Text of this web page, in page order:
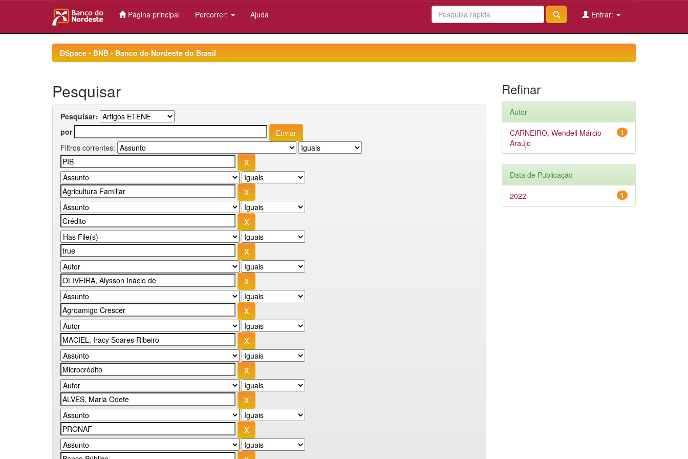
Página principal Percorrer: Ajuda Entrar:
DSpace - BNB - Banco do Nordeste do Brasil
Pesquisar
Pesquisar:
por
Filtros correntes:
Refinar
Autor
1
CARNEIRO, Wendell Márcio
Araújo
Data de Publicação
1
2022